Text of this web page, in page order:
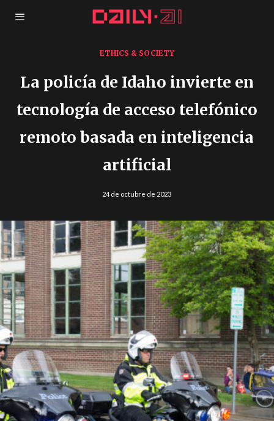
ETHICS & SOCIETY
La policía de Idaho invierte en
tecnología de acceso telefónico
remoto basada en inteligencia
artificial
24 de octubre de 2023